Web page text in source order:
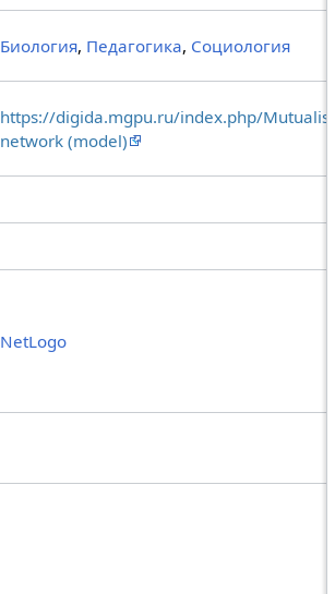
Биология, Педагогика, Социология
https://digida.mgpu.ru/index.php/
network (model)
NetLogo